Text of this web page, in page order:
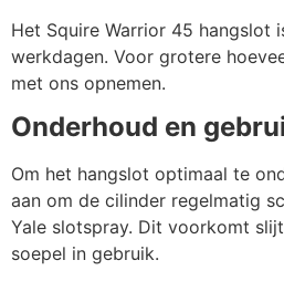
Het Squire Warrior 45 hangslot
werkdagen. Voor grotere
met ons opnemen.
Onderhoud en
Om het hangslot optimaal te
aan om de cilinder regelmatig
Yale slotspray. Dit voorkomt
soepel in gebruik.